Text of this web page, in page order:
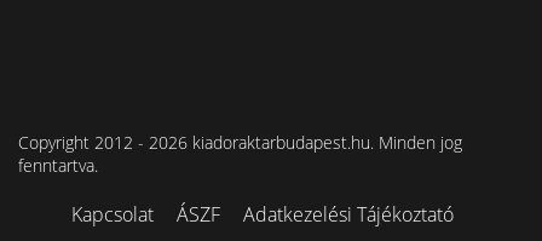
Copyright 2012 - 2026 kiadoraktarbudapest.hu. Minden jog
fenntartva.
Kapcsolat ÁSZF Adatkezelési Tájékoztató